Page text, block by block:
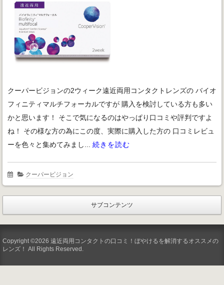
クーパービジョンの2ウィーク遠近両用コンタクトレンズの バイオ
フィニティマルチフォーカルですが 購入を検討している方も多い
かと思います！ そこで気になるのはやっぱり口コミや評判ですよ
ね！ その様な方の為にこの度、実際に購入した方の 口コミレビュ
ーを色々と集めてみまし... 続きを読む
クーパービジョン
サブコンテンツ
Copyright ©2026 遠近両用コンタクトの口コミ！ぼやけるを解消するオススメの
レンズ！ All Rights Reserved.